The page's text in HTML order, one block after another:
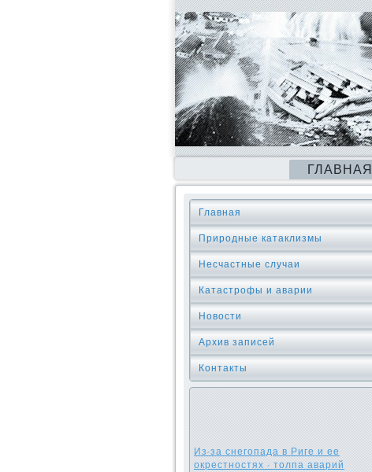
ГЛАВНАЯ
Главная
Природные катаклизмы
Несчастные случаи
Катастрофы и аварии
Новости
Архив записей
Контакты
Из-за снегопада в Риге и ее
окрестностях - толпа аварий